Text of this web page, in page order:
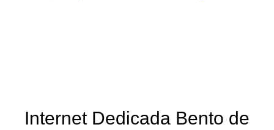
Internet Dedicada Bento de